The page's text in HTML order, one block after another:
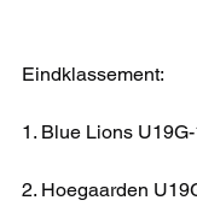
Eindklassement:
1. Blue Lions
2. Hoegaarden